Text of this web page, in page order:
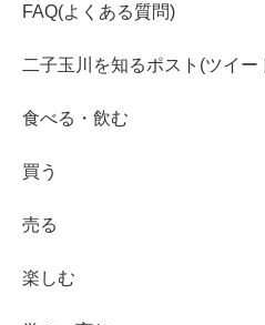
FAQ(よくある質問)
二子玉川を知るポスト(ツイー
食べる・飲む
買う
売る
楽しむ